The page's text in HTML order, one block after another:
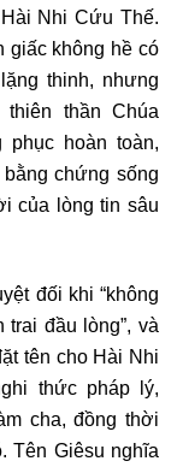
Nhi Cứu Thế.
giấc không hề có
thinh, nhưng
thần Chúa
hoàn toàn,
chứng sống
của lòng tin sâu
đối khi “không
đầu lòng”, và
tên cho Hài Nhi
thức pháp lý,
cha, đồng thời
Tên Giêsu nghĩa